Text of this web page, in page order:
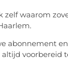
zelf waarom
abonnement en
voorbereid